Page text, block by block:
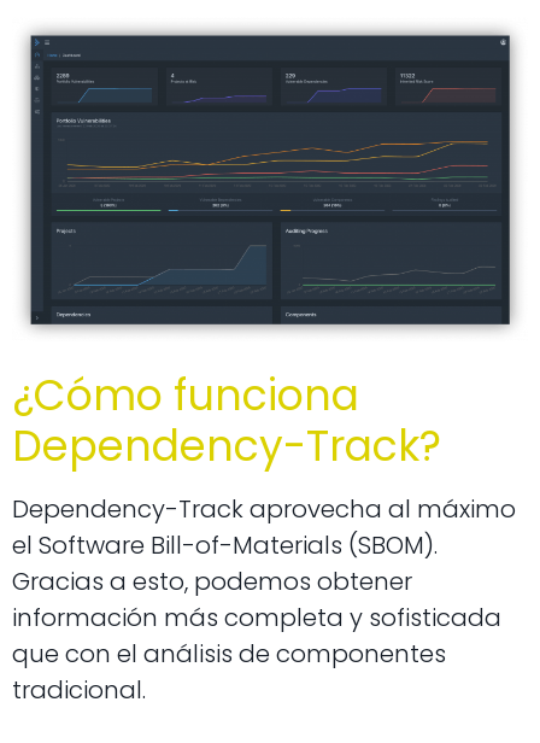
¿Cómo funciona
Dependency-Track?
Dependency-Track aprovecha al máximo
el Software Bill-of-Materials (SBOM).
Gracias a esto, podemos obtener
información más completa y sofisticada
que con el análisis de componentes
tradicional.